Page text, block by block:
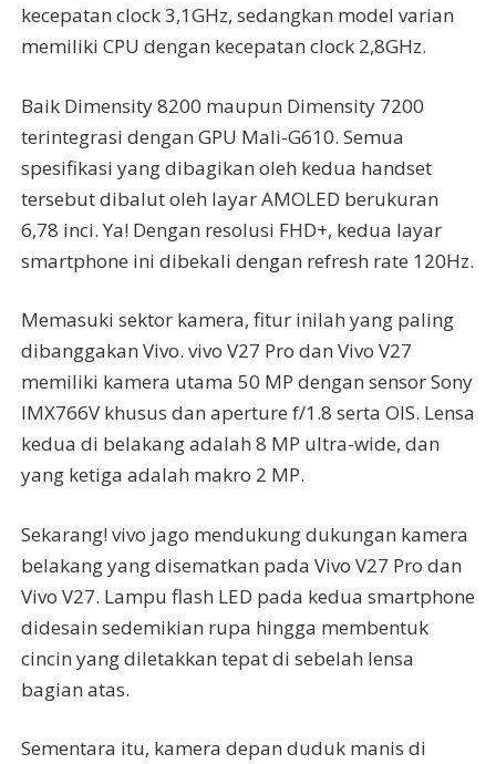
kecepatan clock 3,1GHz, sedangkan model varian
memiliki CPU dengan kecepatan clock 2,8GHz.
Baik Dimensity 8200 maupun Dimensity 7200
terintegrasi dengan GPU Mali-G610. Semua
spesifikasi yang dibagikan oleh kedua handset
tersebut dibalut oleh layar AMOLED berukuran
6,78 inci. Ya! Dengan resolusi FHD+, kedua layar
smartphone ini dibekali dengan refresh rate 120Hz.
Memasuki sektor kamera, fitur inilah yang paling
dibanggakan Vivo. vivo V27 Pro dan Vivo V27
memiliki kamera utama 50 MP dengan sensor Sony
IMX766V khusus dan aperture f/1.8 serta OIS. Lensa
kedua di belakang adalah 8 MP ultra-wide, dan
yang ketiga adalah makro 2 MP.
Sekarang! vivo jago mendukung dukungan kamera
belakang yang disematkan pada Vivo V27 Pro dan
Vivo V27. Lampu flash LED pada kedua smartphone
didesain sedemikian rupa hingga membentuk
cincin yang diletakkan tepat di sebelah lensa
bagian atas.
Sementara itu, kamera depan duduk manis di